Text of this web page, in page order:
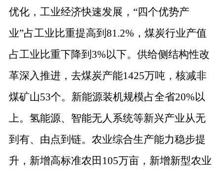
优化，工业经济快速发展， “四个优势产
业”占工业比重提高到 81.2% ，煤炭行业产值
占工业比重下降到 3%以下。供给侧结构性改
革深入推进，去煤炭产能1425万吨，核减非
煤矿山53个。新能源装机规模占全省20%以
上。氢能源、智能无人系统等新兴产业从无
到有、由点到链。农业综合生产能力稳步提
升，新增高标准农田 105万亩，新增新型农业